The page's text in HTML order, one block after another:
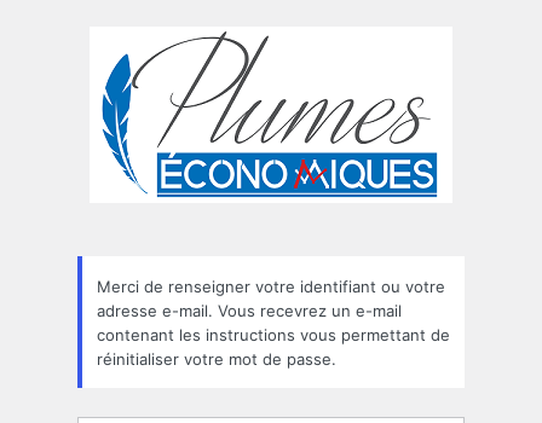
Merci de renseigner votre identifiant ou votre
adresse e-mail. Vous recevrez un e-mail
contenant les instructions vous permettant de
réinitialiser votre mot de passe.